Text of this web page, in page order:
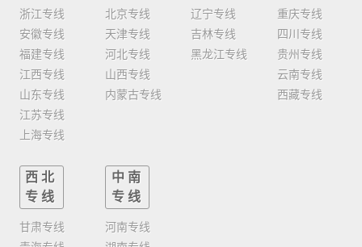
浙江专线
安徽专线
福建专线
江西专线
山东专线
江苏专线
上海专线
北京专线
天津专线
河北专线
山西专线
内蒙古专线
辽宁专线
吉林专线
黑龙江专线
重庆专线
四川专线
贵州专线
云南专线
西藏专线
西北
专线
甘肃专线
中南
专线
河南专线